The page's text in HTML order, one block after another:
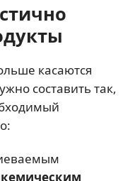
касаются
составить так,